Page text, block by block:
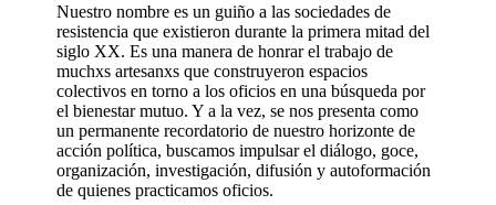
Nuestro nombre es un guiño a las sociedades de
resistencia que existieron durante la primera mitad del
siglo XX. Es una manera de honrar el trabajo de
muchxs artesanxs que construyeron espacios
colectivos en torno a los oficios en una búsqueda por
el bienestar mutuo. Y a la vez, se nos presenta como
un permanente recordatorio de nuestro horizonte de
acción política, buscamos impulsar el diálogo, goce,
organización, investigación, difusión y autoformación
de quienes practicamos oficios.